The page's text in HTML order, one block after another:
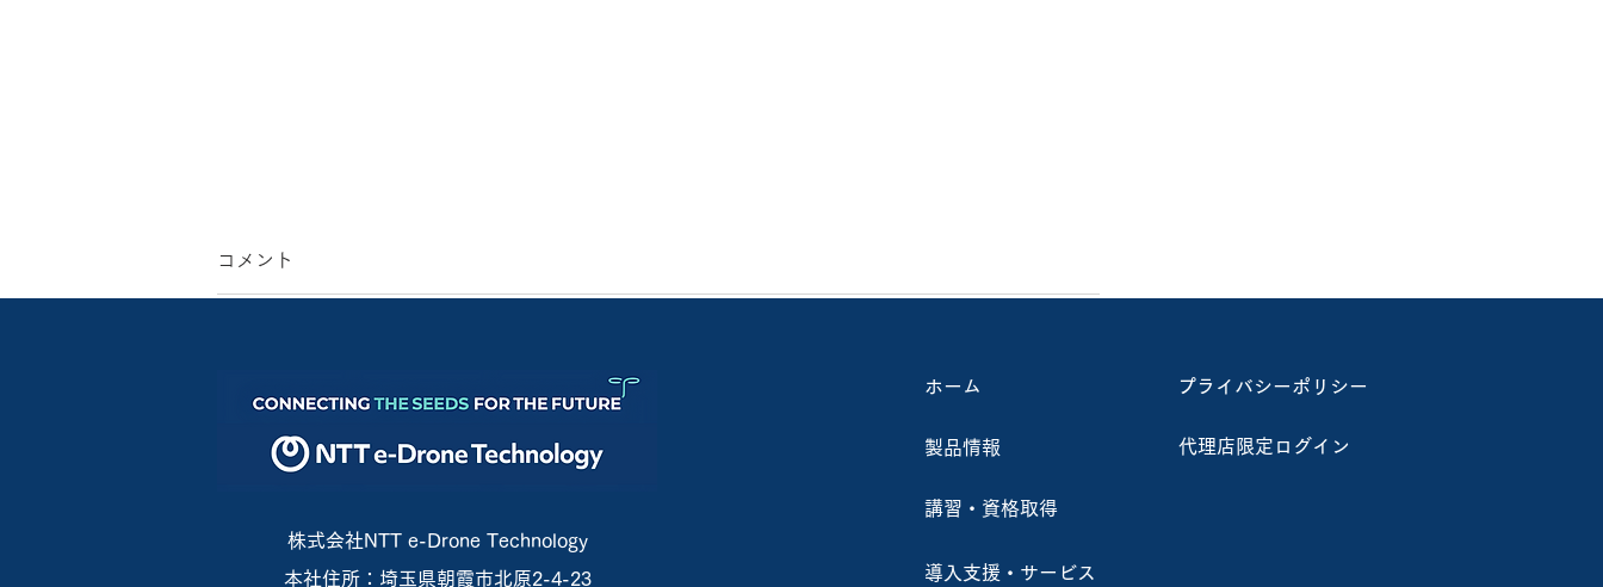
ブルーイノベーション×NTT
「No Entry下水道点検 実践セ
ドローンによる遮熱資材散布
でハウスの夏季高温対策を実
コメント
株式会社NTT e-Drone Technology
本社住所：埼玉県朝霞市北原2-4-23
ホーム
製品情報
プライバシーポリシー
代理店限定ログイン
講習・資格取得
導入支援・サービス